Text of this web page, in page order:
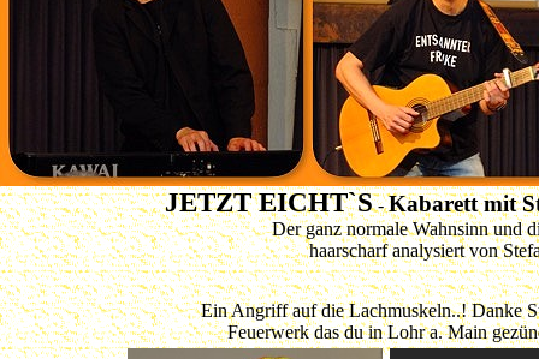
JETZT EICHT`S-Kabarett mit
Der ganz normale Wahnsinn und
haarscharf analysiert von
Ein Angriff auf die Lachmuskeln..! Danke
Feuerwerk das du in Lohr a. Main